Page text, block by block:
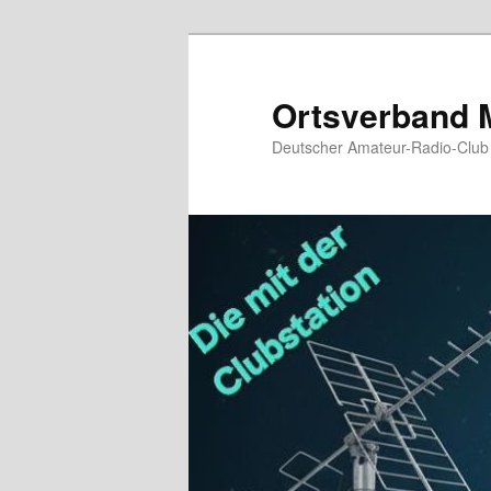
Ortsverband
Deutscher Amateur-Radio-Club